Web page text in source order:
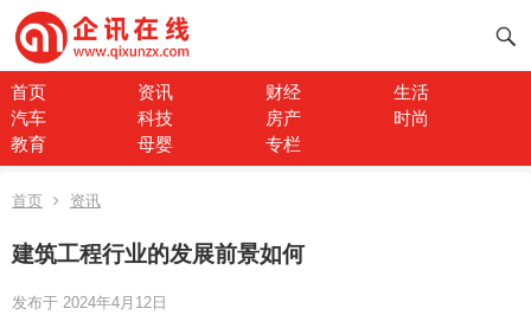
首页 资讯 财经
生活
汽车
科技 房产
时尚
教育
母婴 专栏
首页 资讯
建筑工程行业的发展前景如何
发布于 2024年4月12日